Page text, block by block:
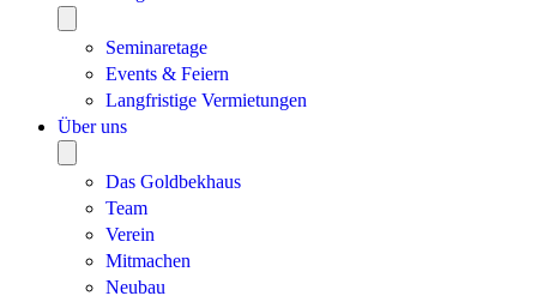
Seminaretage
Events & Feiern
Langfristige Vermietungen
Über uns
Das Goldbekhaus
Team
Verein
Mitmachen
Neubau